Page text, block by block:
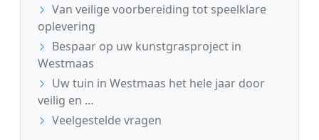
Van veilige voorbereiding tot speelklare
oplevering
Bespaar op uw kunstgrasproject in
Westmaas
Uw tuin in Westmaas het hele jaar door
veilig en …
Veelgestelde vragen